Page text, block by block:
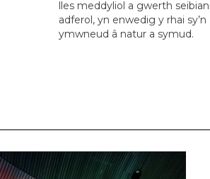
lles meddyliol a gwerth
adferol, yn enwedig y rhai sy’n
ymwneud â natur a symud.